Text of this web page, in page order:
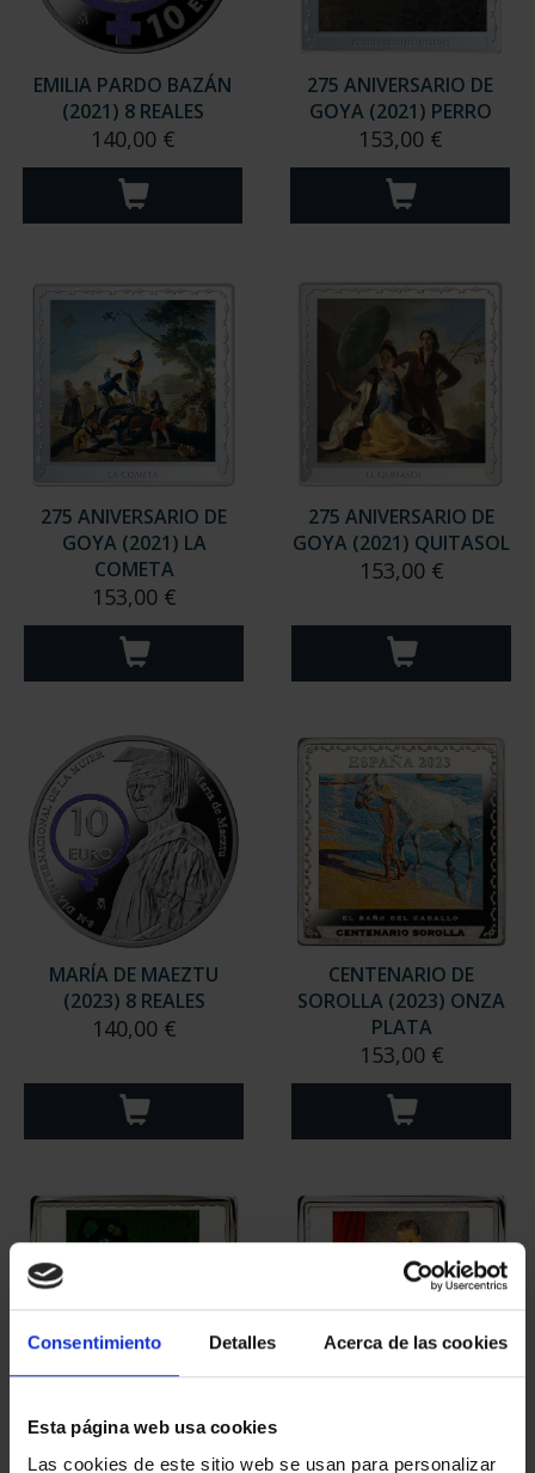
Consentimiento Detalles Acerca de las cookies
Esta página web usa cookies
Las cookies de este sitio web se usan para personalizar
EMILIA PARDO BAZÁN
(2021) 8 REALES
140,00 €
275 ANIVERSARIO DE
GOYA (2021) PERRO
153,00 €
275 ANIVERSARIO DE
GOYA (2021) LA
COMETA
153,00 €
275 ANIVERSARIO DE
GOYA (2021) QUITASOL
153,00 €
MARÍA DE MAEZTU
(2023) 8 REALES
140,00 €
CENTENARIO DE
SOROLLA (2023) ONZA
PLATA
153,00 €
PICASSO (2023) ONZA
"MUJER EN AZUL"
"ARLEQUÍN (LEÓNIDE)"